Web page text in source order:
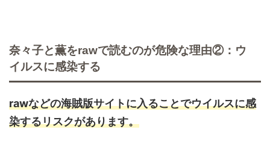
奈々子と薫をrawで読むのが危険な理由②：ウ
イルスに感染する
rawなどの海賊版サイトに入ることでウイルスに感
染するリスクがあります。